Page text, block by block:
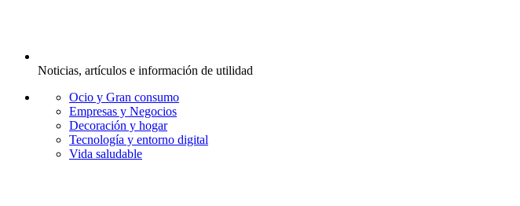
Noticias, artículos e información de utilidad
Ocio y Gran consumo
Empresas y Negocios
Decoración y hogar
Tecnología y entorno digital
Vida saludable